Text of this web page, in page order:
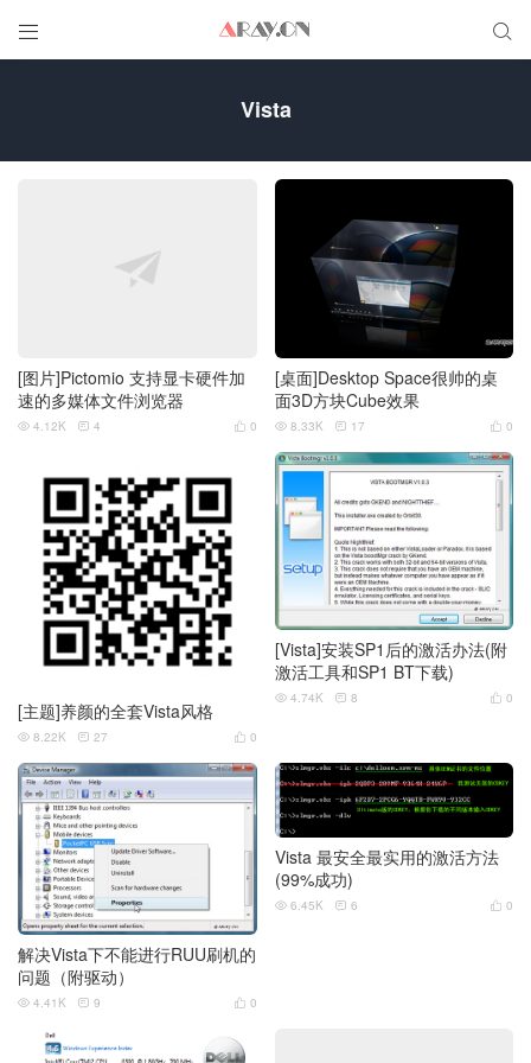
 
Vista
[图片]Pictomio 支持显卡硬件加
速的多媒体文件浏览器
 0
 4.12K  4
[桌面]Desktop Space很帅的桌
面3D方块Cube效果
 0
 8.33K  17
[主题]养颜的全套Vista风格
 0
 8.22K  27
[Vista]安装SP1后的激活办法(附
激活工具和SP1 BT下载)
 0
 4.74K  8
解决Vista下不能进行RUU刷机的
问题（附驱动）
 0
 4.41K  9
Vista 最安全最实用的激活方法
(99%成功)
 0
 6.45K  6